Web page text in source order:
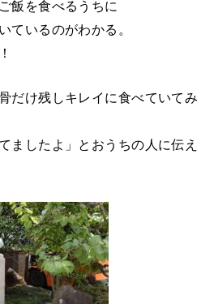
飯を食べるうちに
ているのがわかる。
だけ残しキレイに食べていてみ
ましたよ」とおうちの人に伝え